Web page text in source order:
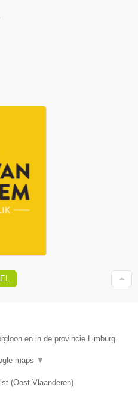
en in de provincie Limburg.
maps ▼
(Oost-Vlaanderen)